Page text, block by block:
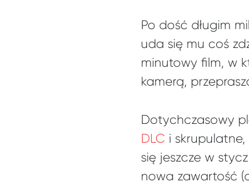
Po dość długim
uda się mu coś
minutowy film, w
kamerą,
Dotychczasowy
DLC i
się jeszcze w
nowa zawartość